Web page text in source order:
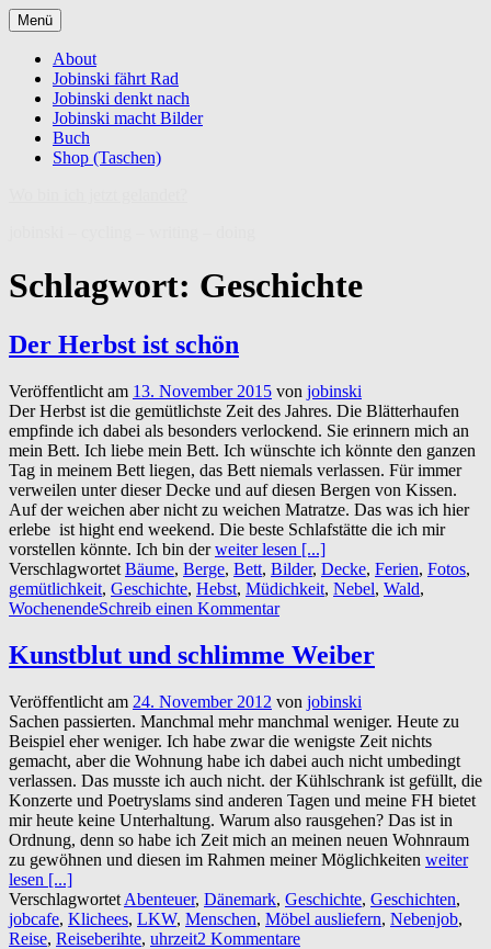
Zum
Inhalt
springen
Menü
About
Jobinski fährt Rad
Jobinski denkt nach
Jobinski macht Bilder
Buch
Shop (Taschen)
Schlagwort: Geschichte
Der Herbst ist schön
Veröffentlicht am 13. November 2015 von jobinski
Der Herbst ist die gemütlichste Zeit des Jahres. Die Blätterhaufen
empfinde ich dabei als besonders verlockend. Sie erinnern mich an
mein Bett. Ich liebe mein Bett. Ich wünschte ich könnte den ganzen
Tag in meinem Bett liegen, das Bett niemals verlassen. Für immer
verweilen unter dieser Decke und auf diesen Bergen von Kissen.
Auf der weichen aber nicht zu weichen Matratze. Das was ich hier
erlebe ist hight end weekend. Die beste Schlafstätte die ich mir
vorstellen könnte. Ich bin derweiter lesen [...]
Verschlagwortet Bäume, Berge, Bett, Bilder, Decke, Ferien, Fotos,
gemütlichkeit, Geschichte, Hebst, Müdichkeit, Nebel, Wald,
WochenendeSchreib einen Kommentar
Kunstblut und schlimme Weiber
Veröffentlicht am 24. November 2012 von jobinski
Sachen passierten. Manchmal mehr manchmal weniger. Heute zu
Beispiel eher weniger. Ich habe zwar die wenigste Zeit nichts
gemacht, aber die Wohnung habe ich dabei auch nicht umbedingt
verlassen. Das musste ich auch nicht. der Kühlschrank ist gefüllt, die
Konzerte und Poetryslams sind anderen Tagen und meine FH bietet
mir heute keine Unterhaltung. Warum also rausgehen? Das ist in
Ordnung, denn so habe ich Zeit mich an meinen neuen Wohnraum
zu gewöhnen und diesen im Rahmen meiner Möglichkeiten weiter
lesen [...]
Verschlagwortet Abenteuer, Dänemark, Geschichte, Geschichten,
jobcafe, Klichees, LKW, Menschen, Möbel ausliefern, Nebenjob,
Reise, Reiseberihte, uhrzeit2 Kommentare